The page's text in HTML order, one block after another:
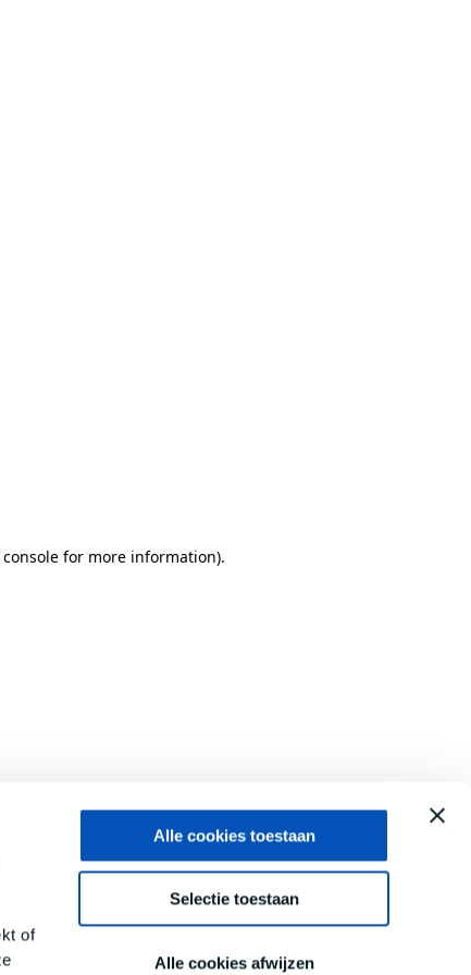
of
Alle cookies toestaan
Selectie toestaan
Alle cookies afwijzen
for more information).